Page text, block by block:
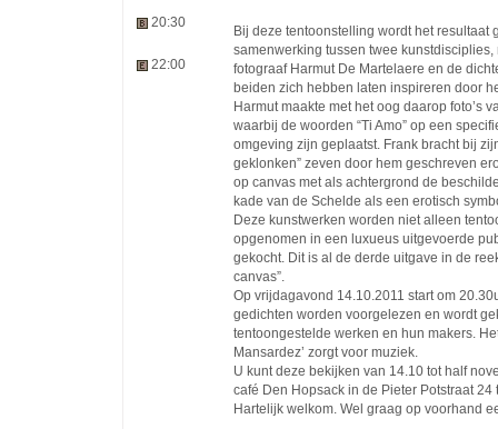
20:30
22:00
Bij deze tentoonstelling wordt het resultaat
samenwerking tussen twee
fotograaf Harmut De Martelaere en de
beiden zich hebben laten inspireren door
Harmut maakte met het oog daarop foto’s
waarbij de woorden “Ti Amo” op een
omgeving zijn geplaatst. Frank bracht bij
geklonken” zeven door hem geschreven
op canvas met als achtergrond de
kade van de Schelde als een erotisch
Deze kunstwerken worden niet alleen
opgenomen in een luxueus uitgevoerde
gekocht. Dit is al de derde uitgave in de
canvas”.
Op vrijdagavond 14.10.2011 start om
gedichten worden voorgelezen en wordt
tentoongestelde werken en hun makers.
Mansardez’ zorgt voor muziek.
U kunt deze bekijken van 14.10 tot half
café Den Hopsack in de Pieter Potstraat 24
Hartelijk welkom. Wel graag op voorhand